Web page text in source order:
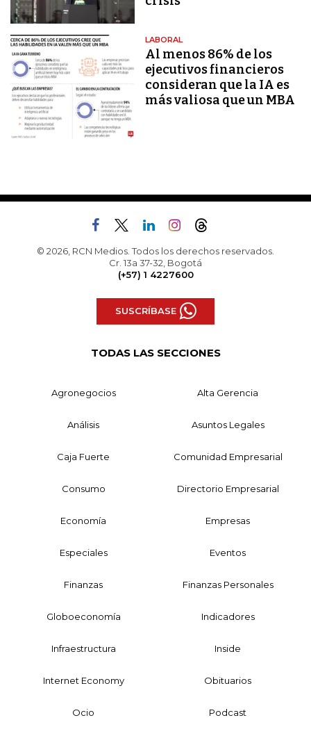
LABORAL
Al menos 86% de los
ejecutivos financieros
consideran que la IA es
más valiosa que un MBA
© 2026, RCN Medios. Todos los derechos reservados.
Cr. 13a 37-32, Bogotá
(+57) 1 4227600
SUSCRÍBASE
TODAS LAS SECCIONES
Agronegocios Alta Gerencia
Análisis Asuntos Legales
Caja Fuerte Comunidad Empresarial
Consumo Directorio Empresarial
Economía Empresas
Especiales Eventos
Finanzas Finanzas Personales
Globoeconomía Indicadores
Infraestructura Inside
Internet Economy Obituarios
Ocio Podcast